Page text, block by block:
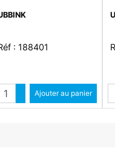
: 188401
Augmenter quantité
Diminuer quantité
Ajouter au panier